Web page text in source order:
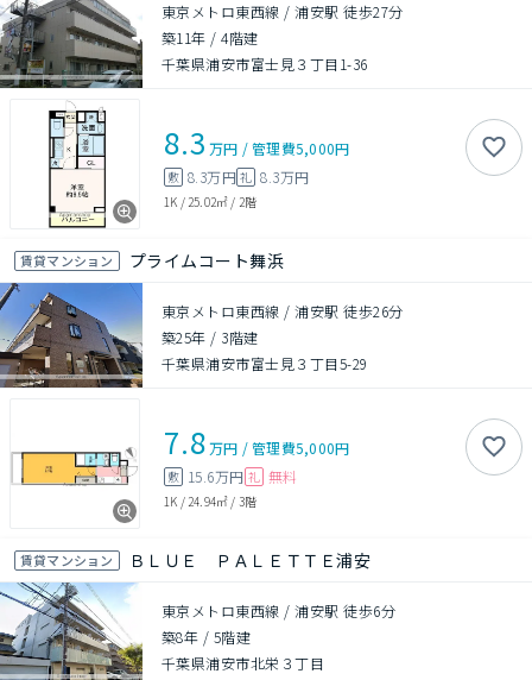
東京メトロ東西線 / 浦安駅 徒歩27分
築11年 /4階建
千葉県浦安市富士見３丁目1-36
8.3 万円 /管理費5,000円
敷 8.3万円礼 8.3万円
1K / 25.02㎡ / 2階
賃貸マンション プライムコート舞浜
東京メトロ東西線 / 浦安駅 徒歩26分
築25年 / 3階建
千葉県浦安市富士見３丁目5-29
7.8万円 /管理費5,000円
敷 15.6万円 礼 無料
1K / 24.94㎡ / 3階
賃貸マンション ＢＬＵＥ ＰＡＬＥＴＴＥ浦安
東京メトロ東西線 / 浦安駅 徒歩6分
築8年 / 5階建
千葉県浦安市北栄３丁目